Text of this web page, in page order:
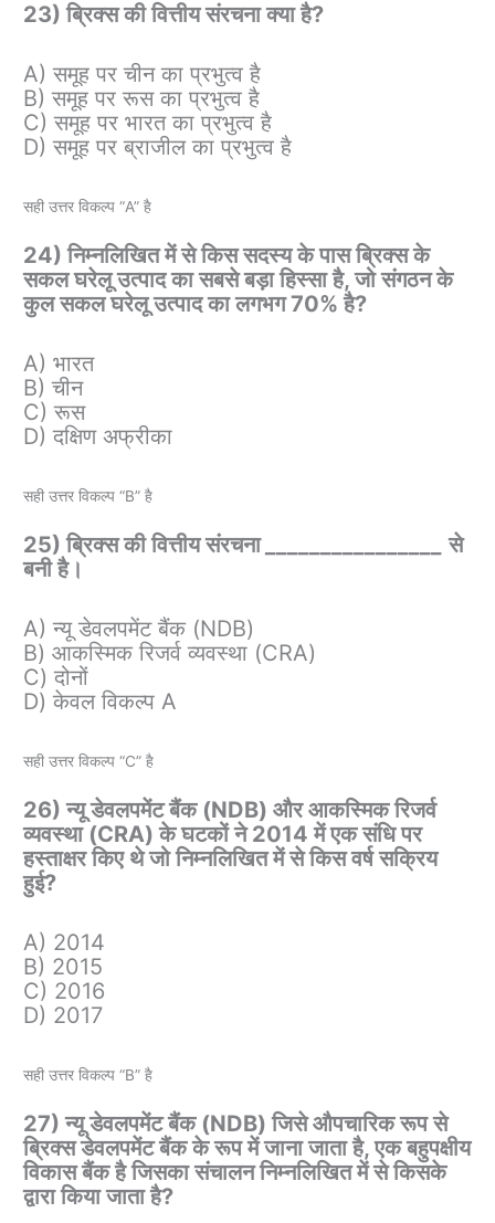
23) ब्रिक्स की वित्तीय संरचना क्या है?
A) समूह पर चीन का प्रभुत्व है
B) समूह पर रूस का प्रभुत्व है
C) समूह पर भारत का प्रभुत्व है
D) समूह पर ब्राजील का प्रभुत्व है
सही उत्तर विकल्प “A” है
24) निम्नलिखित में से किस सदस्य के पास ब्रिक्स के
सकल घरेलू उत्पाद का सबसे बड़ा हिस्सा है, जो संगठन के
कुल सकल घरेलू उत्पाद का लगभग 70% है?
A) भारत
B) चीन
C) रूस
D) दक्षिण अफ्रीका
सही उत्तर विकल्प “B” है
25) ब्रिक्स की वित्तीय संरचना
से
बनी है।
A) न्यू डेवलपमेंट बैंक (NDB)
B) आकस्मिक रिजर्व व्यवस्था (CRA)
C) दोनों
D) केवल विकल्प A
सही उत्तर विकल्प “C” है
26) न्यू डेवलपमेंट बैंक (NDB) और आकस्मिक रिजर्व
व्यवस्था (CRA) के घटकों ने 2014 में एक संधि पर
हस्ताक्षर किए थे जो निम्नलिखित में से किस वर्ष सक्रिय
हुई?
A) 2014
B) 2015
C) 2016
D) 2017
सही उत्तर विकल्प “B” है
27) न्यू डेवलपमेंट बैंक (NDB) जिसे औपचारिक रूप से
ब्रिक्स डेवलपमेंट बैंक के रूप में जाना जाता है, एक बहुपक्षीय
विकास बैंक है जिसका संचालन निम्नलिखित में से किसके
द्वारा किया जाता है?